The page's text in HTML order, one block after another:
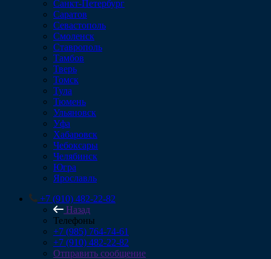
Санкт-Петербург
Саратов
Севастополь
Смоленск
Ставрополь
Тамбов
Тверь
Томск
Тула
Тюмень
Ульяновск
Уфа
Хабаровск
Чебоксары
Челябинск
Югра
Ярославль
+7 (910) 482-22-82
Назад
Телефоны
+7 (985) 764-74-61
+7 (910) 482-22-82
Отправить сообщение